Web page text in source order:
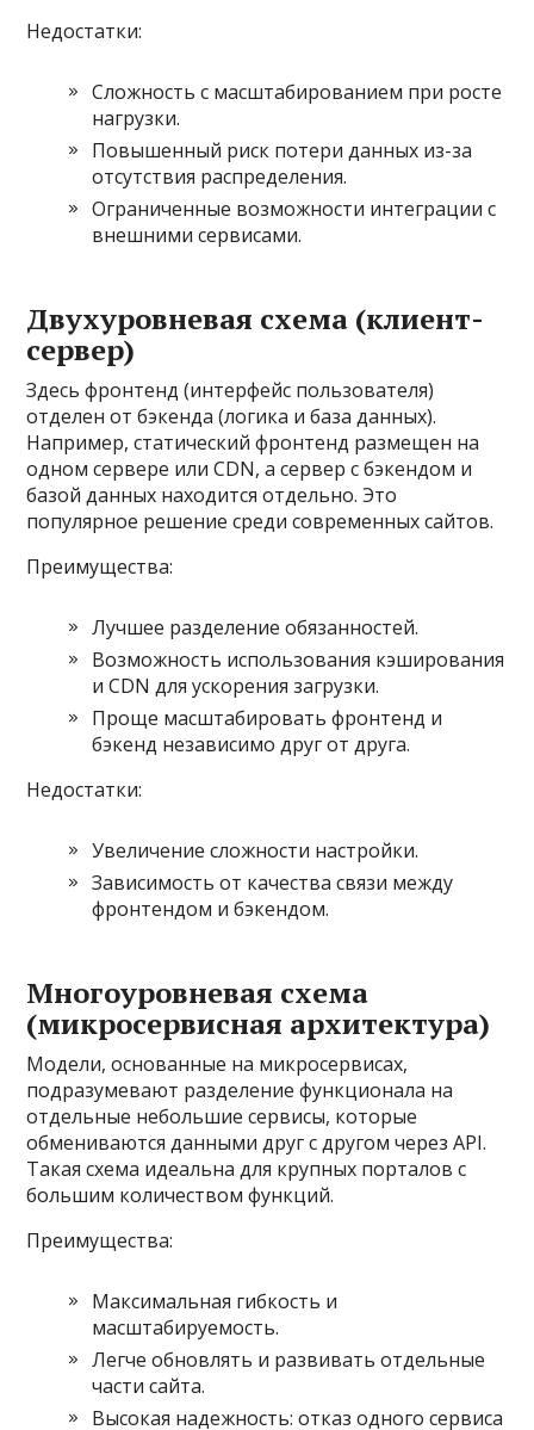
Недостатки:
Сложность с масштабированием при росте
нагрузки.
Повышенный риск потери данных из-за
отсутствия распределения.
Ограниченные возможности интеграции с
внешними сервисами.
Двухуровневая схема (клиент-
сервер)
Здесь фронтенд (интерфейс пользователя)
отделен от бэкенда (логика и база данных).
Например, статический фронтенд размещен на
одном сервере или CDN, а сервер с бэкендом и
базой данных находится отдельно. Это
популярное решение среди современных сайтов.
Преимущества:
Лучшее разделение обязанностей.
Возможность использования кэширования
и CDN для ускорения загрузки.
Проще масштабировать фронтенд и
бэкенд независимо друг от друга.
Недостатки:
Увеличение сложности настройки.
Зависимость от качества связи между
фронтендом и бэкендом.
Многоуровневая схема
(микросервисная архитектура)
Модели, основанные на микросервисах,
подразумевают разделение функционала на
отдельные небольшие сервисы, которые
обмениваются данными друг с другом через API.
Такая схема идеальна для крупных порталов с
большим количеством функций.
Преимущества:
Максимальная гибкость и
масштабируемость.
Легче обновлять и развивать отдельные
части сайта.
Высокая надежность: отказ одного сервиса